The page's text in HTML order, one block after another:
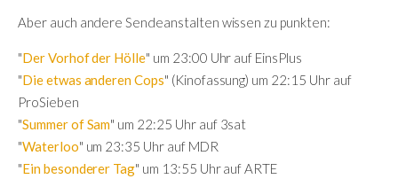
Aber auch andere Sendeanstalten wissen zu punkten:
"Der Vorhof der Hölle" um 23:00 Uhr auf EinsPlus
"Die etwas anderen Cops" (Kinofassung) um 22:15 Uhr auf
ProSieben
"Summer of Sam" um 22:25 Uhr auf 3sat
"Waterloo" um 23:35 Uhr auf MDR
"Ein besonderer Tag" um 13:55 Uhr auf ARTE